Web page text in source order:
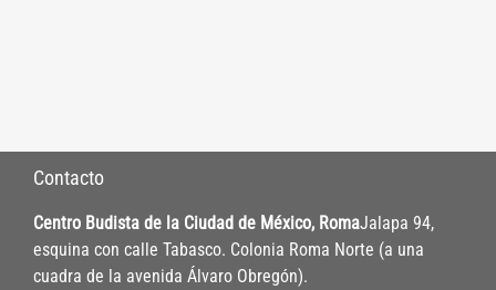
Contacto
Centro Budista de la Ciudad de México, RomaJalapa 94,
esquina con calle Tabasco. Colonia Roma Norte (a una
cuadra de la avenida Álvaro Obregón).